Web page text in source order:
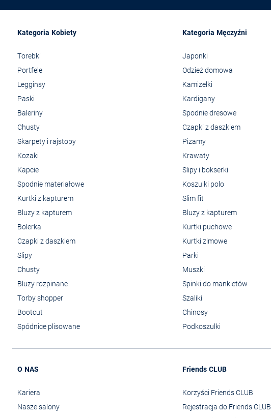
Kategoria Kobiety
Torebki
Portfele
Legginsy
Paski
Baleriny
Chusty
Skarpety i rajstopy
Kozaki
Kapcie
Spodnie materiałowe
Kurtki z kapturem
Bluzy z kapturem
Bolerka
Czapki z daszkiem
Slipy
Chusty
Bluzy rozpinane
Torby shopper
Bootcut
Spódnice plisowane
Kategoria Męczyźni
Japonki
Odzież domowa
Kamizelki
Kardigany
Spodnie dresowe
Czapki z daszkiem
Pizamy
Krawaty
Slipy i bokserki
Koszulki polo
Slim fit
Bluzy z kapturem
Kurtki puchowe
Kurtki zimowe
Parki
Muszki
Spinki do mankietów
Szaliki
Chinosy
Podkoszulki
O NAS
Kariera
Nasze salony
Friends CLUB
Korzyści Friends CLUB
Rejestracja do Friends CLUB